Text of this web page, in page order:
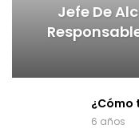
Jefe De
¿Cómo
6 años